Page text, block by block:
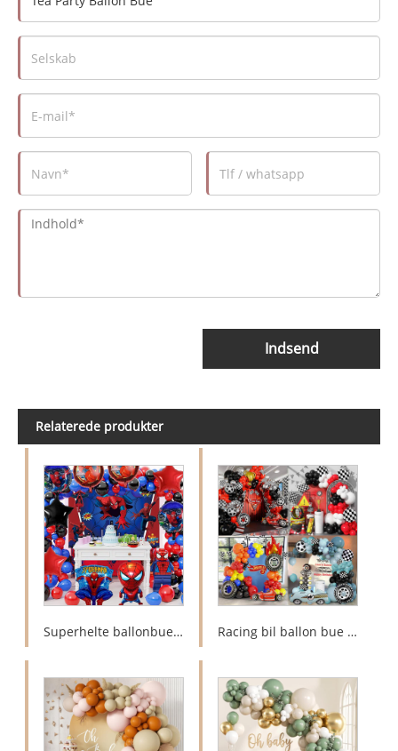
Indsend
Relaterede produkter
Superhelte ballonbue-guirlandesæt Racing bil ballon bue sæt